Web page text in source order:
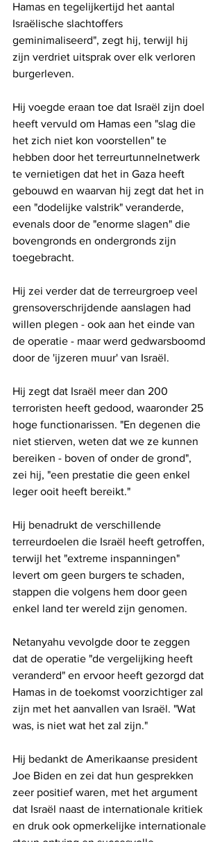
Hamas en tegelijkertijd het aantal
Israëlische slachtoffers
geminimaliseerd", zegt hij, terwijl hij
zijn verdriet uitsprak over elk verloren
burgerleven.
Hij voegde eraan toe dat Israël zijn doel
heeft vervuld om Hamas een "slag die
het zich niet kon voorstellen" te
hebben door het terreurtunnelnetwerk
te vernietigen dat het in Gaza heeft
gebouwd en waarvan hij zegt dat het in
een "dodelijke valstrik" veranderde,
evenals door de "enorme slagen" die
bovengronds en ondergronds zijn
toegebracht.
Hij zei verder dat de terreurgroep veel
grensoverschrijdende aanslagen had
willen plegen - ook aan het einde van
de operatie - maar werd gedwarsboomd
door de 'ijzeren muur' van Israël.
Hij zegt dat Israël meer dan 200
terroristen heeft gedood, waaronder 25
hoge functionarissen. "En degenen die
niet stierven, weten dat we ze kunnen
bereiken - boven of onder de grond",
zei hij, "een prestatie die geen enkel
leger ooit heeft bereikt."
Hij benadrukt de verschillende
terreurdoelen die Israël heeft getroffen,
terwijl het "extreme inspanningen"
levert om geen burgers te schaden,
stappen die volgens hem door geen
enkel land ter wereld zijn genomen.
Netanyahu vevolgde door te zeggen
dat de operatie "de vergelijking heeft
veranderd" en ervoor heeft gezorgd dat
Hamas in de toekomst voorzichtiger zal
zijn met het aanvallen van Israël. "Wat
was, is niet wat het zal zijn."
Hij bedankt de Amerikaanse president
Joe Biden en zei dat hun gesprekken
zeer positief waren, met het argument
dat Israël naast de internationale kritiek
en druk ook opmerkelijke internationale